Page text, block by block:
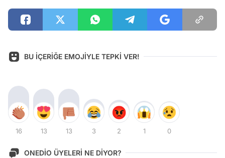
BU İÇERİĞE EMOJİYLE TEPKİ VER!
16 13 13 3 2 1 0
ONEDİO ÜYELERİ NE DİYOR?